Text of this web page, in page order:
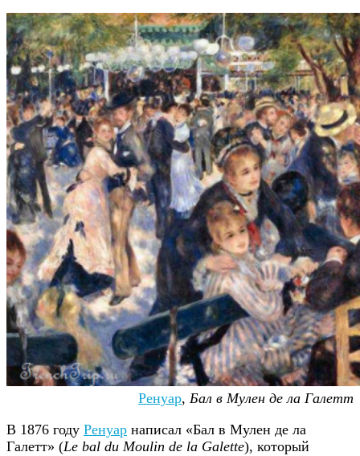
Ренуар, Бал в Мулен де ла Галетт
В 1876 году Ренуар написал «Бал в Мулен де ла
Галетт» (Le bal du Moulin de la Galette), который